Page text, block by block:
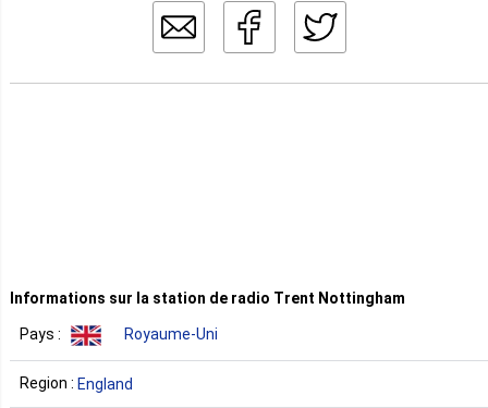
Informations sur la station de radio Trent Nottingham
Pays : Royaume-Uni
Region : England